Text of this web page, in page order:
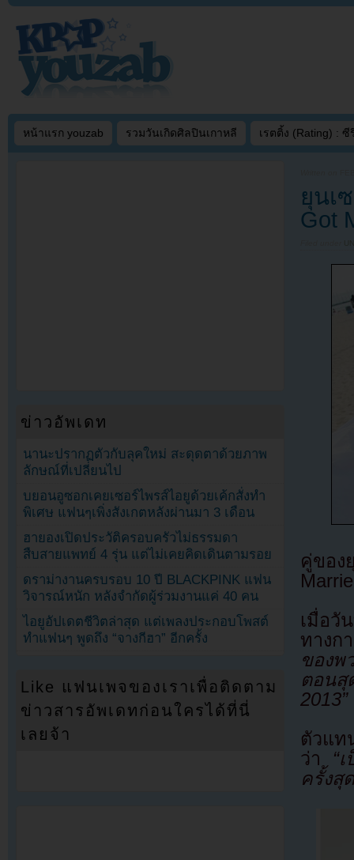
หน้าแรก youzab รวมวันเกิดศิลปินเกาหลี เรตติ้ง (Rating) : ซี
ยุนเ
Got
คู่ของ
เมื่อวั
ทางก
ของพ
ตอนสุ
2013”
ตัวแท
ว่า “
ครั้งสุ
ข่าวอัพเดท
นานะปรากฏตัวกับลุคใหม่ สะดุดตาด้วยภาพ
ลักษณ์ที่เปลี่ยนไป
บยอนอูซอกเคยเซอร์ไพรส์ไอยูด้วยเค้กสั่งทำ
พิเศษ แฟนๆเพิ่งสังเกตหลังผ่านมา 3 เดือน
ฮายองเปิดประวัติครอบครัวไม่ธรรมดา
สืบสายแพทย์ 4 รุ่น แต่ไม่เคยคิดเดินตามรอย
ดราม่างานครบรอบ 10 ปี BLACKPINK แฟน
วิจารณ์หนัก หลังจำกัดผู้ร่วมงานแค่ 40 คน
ไอยูอัปเดตชีวิตล่าสุด แต่เพลงประกอบโพสต์
ทำแฟนๆ พูดถึง “จางกีฮา” อีกครั้ง
Like แฟนเพจของเราเพื่อติดตาม
ข่าวสารอัพเดทก่อนใครได้ที่นี่
เลยจ้า